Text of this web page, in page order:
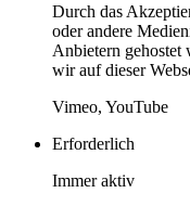
Durch das
oder andere
Anbietern
wir auf dieser
Vimeo, YouTube
Erforderlich
Immer aktiv